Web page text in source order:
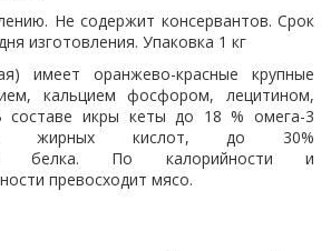
Не содержит консервантов. Срок
изготовления. Упаковка 1 кг
имеет оранжево-красные крупные
кальцием фосфором, лецитином,
составе икры кеты до 18 % омега-3
жирных кислот, до 30%
белка. По калорийности и
превосходит мясо.